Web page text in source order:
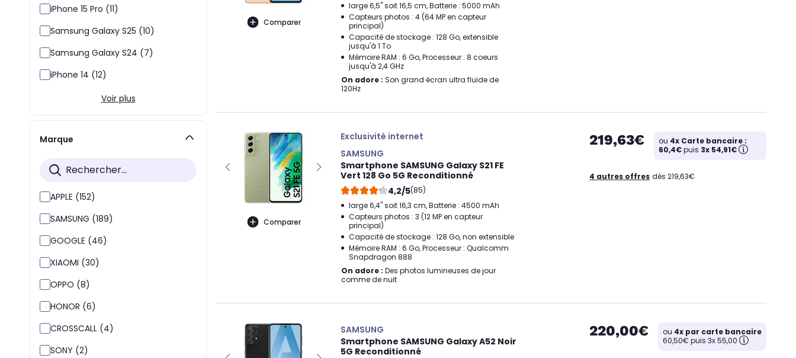
iPhone 15 Pro (11)
Samsung Galaxy S25 (10)
Samsung Galaxy S24 (7)
iPhone 14 (12)
Voir plus
Marque
APPLE (152)
SAMSUNG (189)
GOOGLE (46)
XIAOMI (30)
OPPO (8)
HONOR (6)
CROSSCALL (4)
SONY (2)
Comparer
large 6,5" soit 16,5 cm, Batterie : 5000 mAh
Capteurs photos : 4 (64 MP en capteur
principal)
Capacité de stockage : 128 Go, extensible
jusqu'à 1 To
Mémoire RAM : 6 Go, Processeur : 8 coeurs
jusqu'à 2,4 GHz
On adore : Son grand écran ultra fluide de
120Hz
Comparer
Exclusivité internet
SAMSUNG
Smartphone SAMSUNG Galaxy S21 FE
Vert 128 Go 5G Reconditionné
4,2/5(85)
large 6,4" soit 16,3 cm, Batterie : 4500 mAh
Capteurs photos : 3 (12 MP en capteur
principal)
Capacité de stockage : 128 Go, non extensible
Mémoire RAM : 6 Go, Processeur : Qualcomm
Snapdragon 888
On adore : Des photos lumineuses de jour
comme de nuit
219,63€ ou 4x Carte bancaire :
60,4€puis 3x 54,91€
4 autres offres dès 219,63€
SAMSUNG
Smartphone SAMSUNG Galaxy A52 Noir
5G Reconditionné
220,00€ ou 4x par carte bancaire
60,50€ puis 3x 55,00